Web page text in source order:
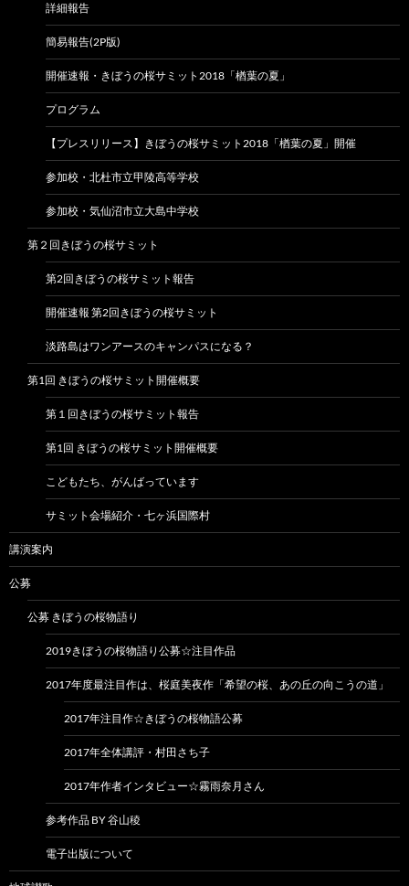
詳細報告
簡易報告(2P版)
開催速報・きぼうの桜サミット2018「楢葉の夏」
プログラム
【プレスリリース】きぼうの桜サミット2018「楢葉の夏」開催
参加校・北杜市立甲陵高等学校
参加校・気仙沼市立大島中学校
第２回きぼうの桜サミット
第2回きぼうの桜サミット報告
開催速報 第2回きぼうの桜サミット
淡路島はワンアースのキャンパスになる？
第1回 きぼうの桜サミット開催概要
第１回きぼうの桜サミット報告
第1回 きぼうの桜サミット開催概要
こどもたち、がんばっています
サミット会場紹介・七ヶ浜国際村
講演案内
公募
公募 きぼうの桜物語り
2019きぼうの桜物語り公募☆注目作品
2017年度最注目作は、桜庭美夜作「希望の桜、あの丘の向こうの道」
2017年注目作☆きぼうの桜物語公募
2017年全体講評・村田さち子
2017年作者インタビュー☆霧雨奈月さん
参考作品 BY 谷山稜
電子出版について